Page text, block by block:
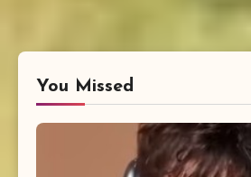
You Missed